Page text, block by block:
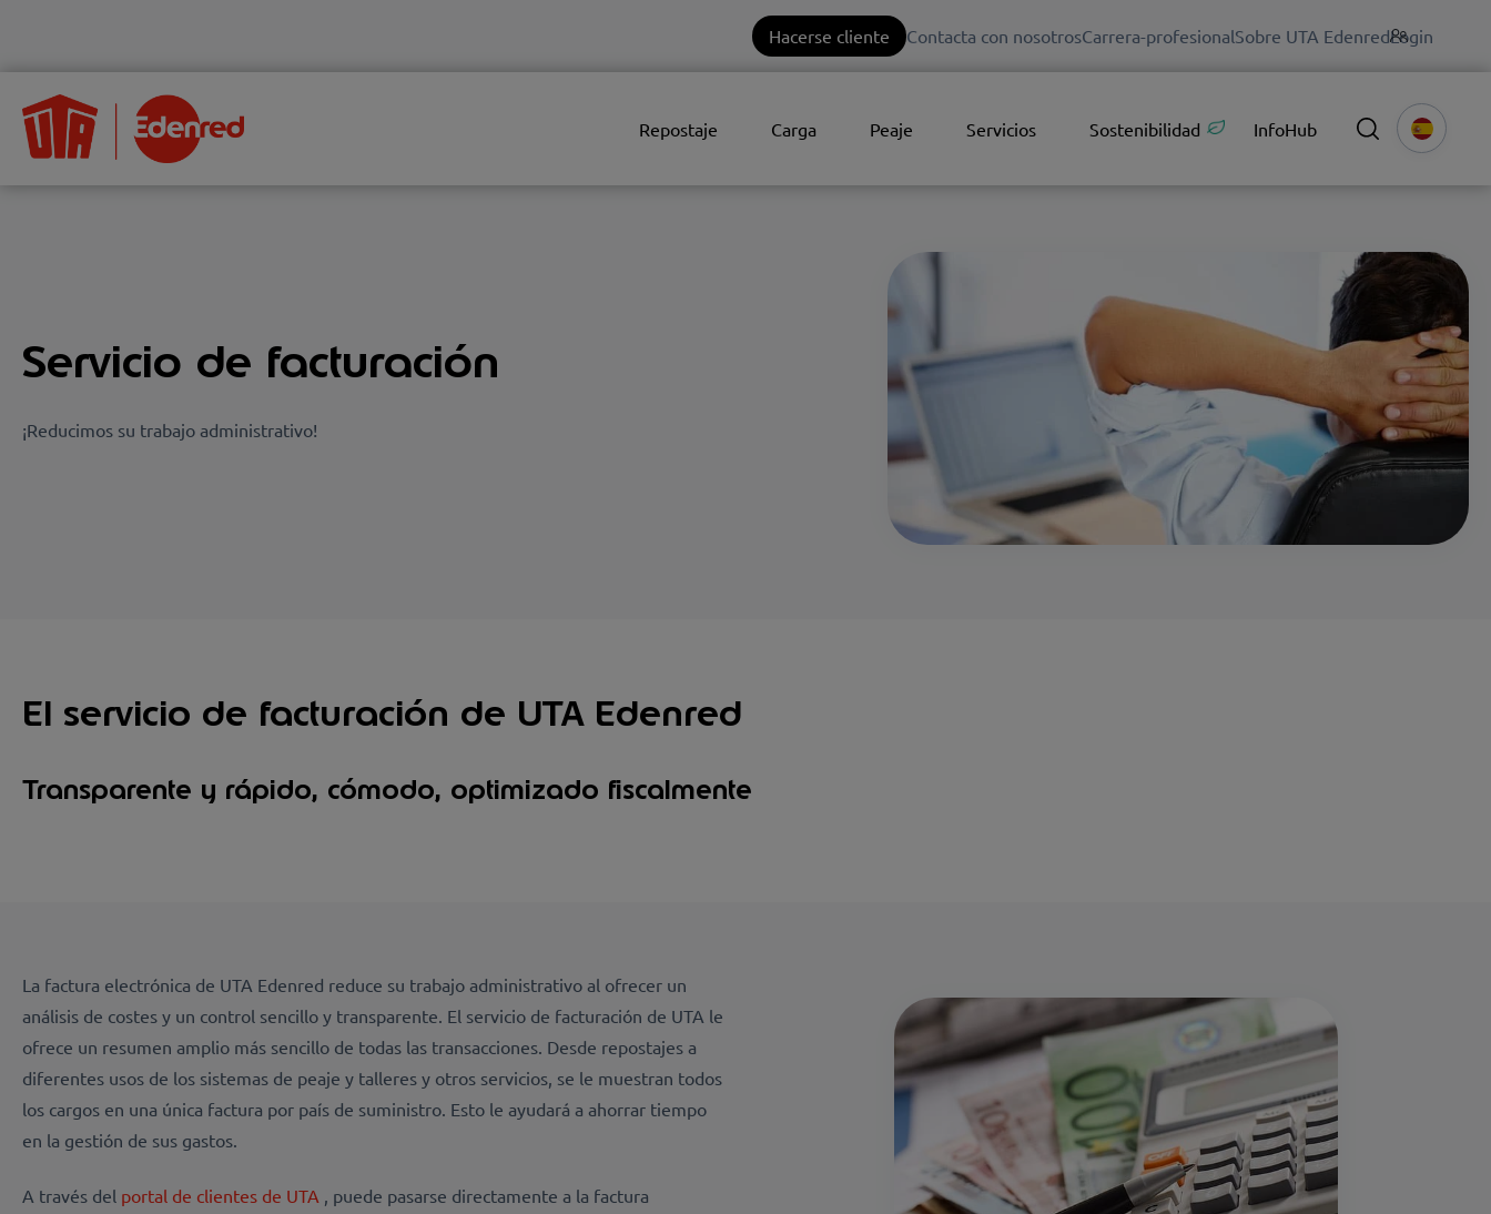
Hacerse cliente Contacta con nosotrosCarrera-profesionalSobre UTA EdenredLogin
Repostaje Carga Peaje Servicios Sostenibilidad InfoHub
Servicio de facturación
¡Reducimos su trabajo administrativo!
El servicio de facturación de UTA Edenred
Transparente y rápido, cómodo, optimizado fiscalmente
La factura electrónica de UTA Edenred reduce su trabajo administrativo al ofrecer un
análisis de costes y un control sencillo y transparente. El servicio de facturación de UTA le
ofrece un resumen amplio más sencillo de todas las transacciones. Desde repostajes a
diferentes usos de los sistemas de peaje y talleres y otros servicios, se le muestran todos
los cargos en una única factura por país de suministro. Esto le ayudará a ahorrar tiempo
en la gestión de sus gastos.
A través del portal de clientes de UTA , puede pasarse directamente a la factura